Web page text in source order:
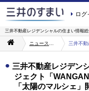
ログ
三井不動産レジデンシャルの住まい情報総
三井不動産レジデン
ジェクト「
「太陽のマルシェ